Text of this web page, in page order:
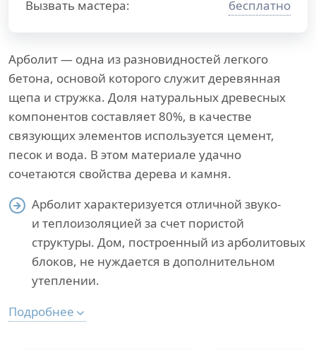
Арболит — одна из разновидностей легкого
бетона, основой которого служит деревянная
щепа и стружка. Доля натуральных древесных
компонентов составляет 80%, в качестве
связующих элементов используется цемент,
песок и вода. В этом материале удачно
сочетаются свойства дерева и камня.
Арболит характеризуется отличной звуко-
и теплоизоляцией за счет пористой
структуры. Дом, построенный из арболитовых
блоков, не нуждается в дополнительном
утеплении.
Вызвать мастера:
бесплатно
Подробнее